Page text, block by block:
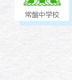
常盤中学校